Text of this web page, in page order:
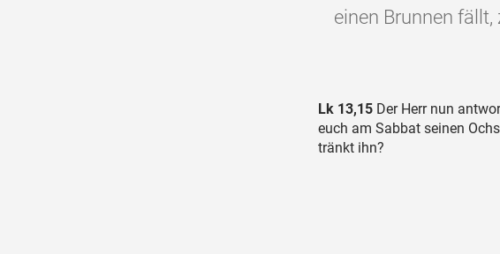
einen Brunnen
Lk 13,15 Der Herr nun
euch am Sabbat seinen
tränkt ihn?